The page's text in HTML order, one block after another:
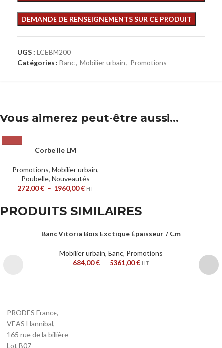
UGS : LCEBM200
Catégories : Banc, Mobilier urbain, Promotions
Vous aimerez peut-être aussi…
Corbeille LM
Promotions, Mobilier urbain,
Poubelle, Nouveautés
272,00€ – 1960,00€ HT
PRODUITS SIMILAIRES
Banc Vitoria Bois Exotique Épaisseur 7 Cm
Mobilier urbain, Banc, Promotions
684,00€ – 5361,00€ HT
PRODES France,
VEAS Hannibal,
165 rue de la billière
Lot B07